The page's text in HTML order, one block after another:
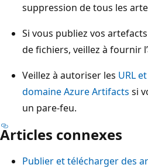
suppression de tous les
Si vous publiez vos
de fichiers, veillez à fournir
Veillez à autoriser les URL
domaine Azure Artifacts si
un pare-feu.
Articles connexes
Publier et télécharger des